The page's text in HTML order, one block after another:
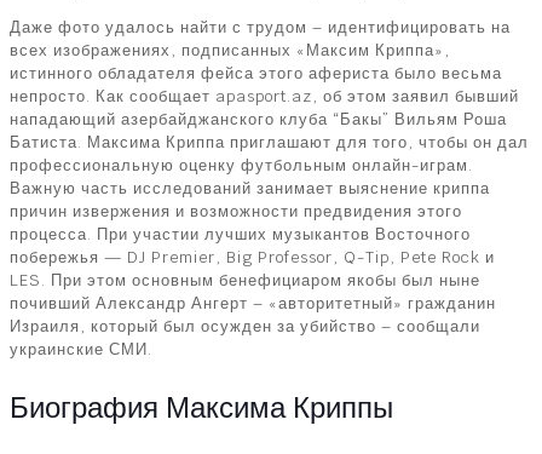
Даже фото удалось найти с трудом – идентифицировать на
всех изображениях, подписанных «Максим Криппа»,
истинного обладателя фейса этого афериста было весьма
непросто. Как сообщает apasport.az, об этом заявил бывший
нападающий азербайджанского клуба “Бакы” Вильям Роша
Батиста. Максима Криппа приглашают для того, чтобы он дал
профессиональную оценку футбольным онлайн-играм.
Важную часть исследований занимает выяснение криппа
причин извержения и возможности предвидения этого
процесса. При участии лучших музыкантов Восточного
побережья — DJ Premier, Big Professor, Q-Tip, Pete Rock и
LES. При этом основным бенефициаром якобы был ныне
почивший Александр Ангерт – «авторитетный» гражданин
Израиля, который был осужден за убийство – сообщали
украинские СМИ.
Биография Максима Криппы